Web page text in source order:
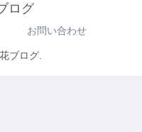
ログ
お問い合わせ
ブログ.